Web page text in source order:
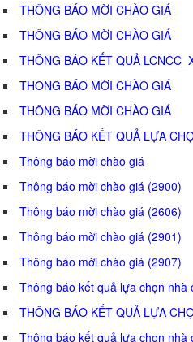
THÔNG BÁO MỜI CHÀO GIÁ
THÔNG BÁO MỜI CHÀO GIÁ
THÔNG BÁO KẾT QUẢ
THÔNG BÁO MỜI CHÀO GIÁ
THÔNG BÁO MỜI CHÀO GIÁ
THÔNG BÁO KẾT QUẢ LỰA
Thông báo mời chào giá
Thông báo mời chào giá (2900)
Thông báo mời chào giá (2606)
Thông báo mời chào giá (2901)
Thông báo mời chào giá (2907)
Thông báo kết quả lựa chọn nhà
THÔNG BÁO KẾT QUẢ LỰA
Thông báo kết quả lựa chọn nhà